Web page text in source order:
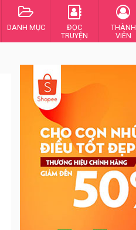
DANH MỤC
ĐỌC
TRUYỆN
THÀNH
VIÊN